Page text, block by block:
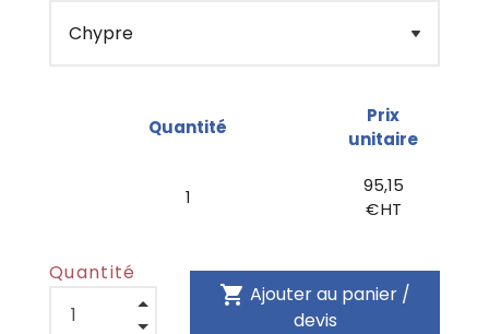
Quantité
Prix
unitaire
1
95,15
€ HT
Quantité
shopping_cart Ajouter au panier /
devis